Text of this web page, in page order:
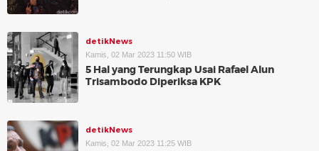
detikNews
Kamis, 02 Mar 2023 11:50 WIB
5 Hal yang Terungkap Usai Rafael Alun
Trisambodo Diperiksa KPK
detikNews
Kamis, 02 Mar 2023 11:25 WIB